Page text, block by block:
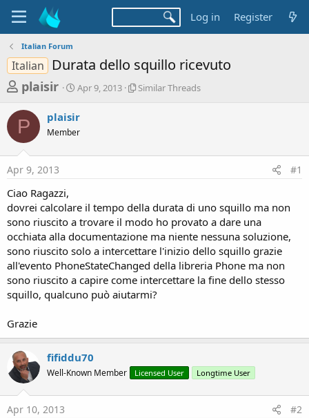
Log in Register
Italian Forum
Italian Durata dello squillo ricevuto
T
r
a
d
s
t
a
r
t
e
r
plaisir
S
r
t
a
Apr 9, 2013
S
r
e
a
d
s
Similar Threads
P plaisir
Member
Apr 9, 2013 #1
Ciao Ragazzi,
dovrei calcolare il tempo della durata di uno squillo ma non
sono riuscito a trovare il modo ho provato a dare una
occhiata alla documentazione ma niente nessuna soluzione,
sono riuscito solo a intercettare l'inizio dello squillo grazie
all'evento PhoneStateChanged della libreria Phone ma non
sono riuscito a capire come intercettare la fine dello stesso
squillo, qualcuno può aiutarmi?
Grazie
fifiddu70
Well-Known Member Licensed User Longtime User
Apr 10, 2013 #2